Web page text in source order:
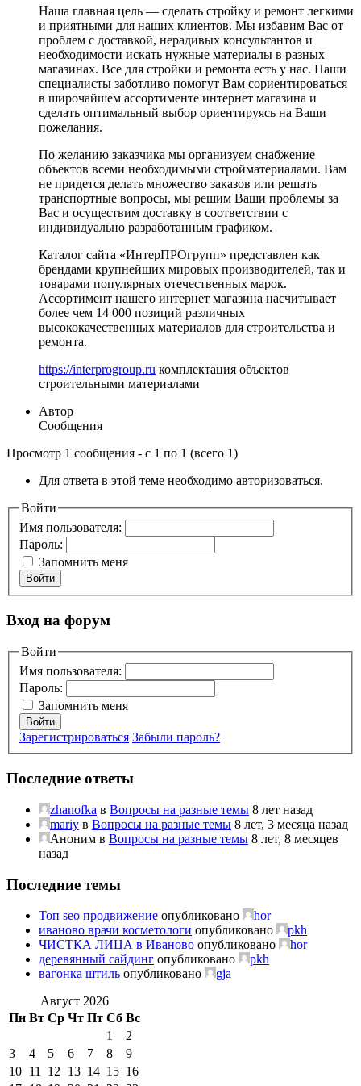
Наша главная цель — сделать стройку и ремонт легкими
и приятными для наших клиентов. Мы избавим Вас от
проблем с доставкой, нерадивых консультантов и
необходимости искать нужные материалы в разных
магазинах. Все для стройки и ремонта есть у нас. Наши
специалисты заботливо помогут Вам сориентироваться
в широчайшем ассортименте интернет магазина и
сделать оптимальный выбор ориентируясь на Ваши
пожелания.
По желанию заказчика мы организуем снабжение
объектов всеми необходимыми стройматериалами. Вам
не придется делать множество заказов или решать
транспортные вопросы, мы решим Ваши проблемы за
Вас и осуществим доставку в соответствии с
индивидуально разработанным графиком.
Каталог сайта «ИнтерПРОгрупп» представлен как
брендами крупнейших мировых производителей, так и
товарами популярных отечественных марок.
Ассортимент нашего интернет магазина насчитывает
более чем 14 000 позиций различных
высококачественных материалов для строительства и
ремонта.
https://interprogroup.ru комплектация объектов
строительными материалами
Автор
Сообщения
Просмотр 1 сообщения - с 1 по 1 (всего 1)
Для ответа в этой теме необходимо авторизоваться.
Войти
Имя пользователя:
Пароль:
Запомнить меня
Войти
Вход на форум
Войти
Имя пользователя:
Пароль:
Запомнить меня
Войти
Зарегистрироваться Забыли пароль?
Последние ответы
zhanofka в Вопросы на разные темы 8 лет назад
mariy в Вопросы на разные темы 8 лет, 3 месяца назад
Аноним в Вопросы на разные темы 8 лет, 8 месяцев
назад
Последние темы
Топ seo продвижение опубликовано
hor
иваново врачи косметологи опубликовано
pkh
ЧИСТКА ЛИЦА в Иваново опубликовано
hor
деревянный сайдинг опубликовано
pkh
вагонка штиль опубликовано
gja
Август 2026
Пн Вт Ср Чт Пт Сб Вс
1
2
3
4 5 6 7 8
9
10 11 12 13 14 15 16